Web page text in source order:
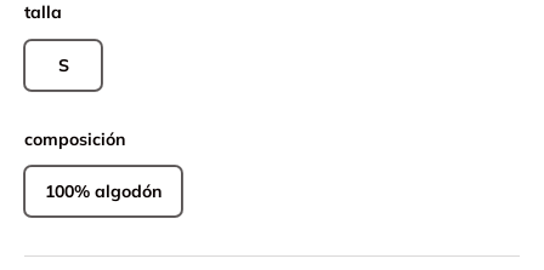
talla
S
composición
100% algodón